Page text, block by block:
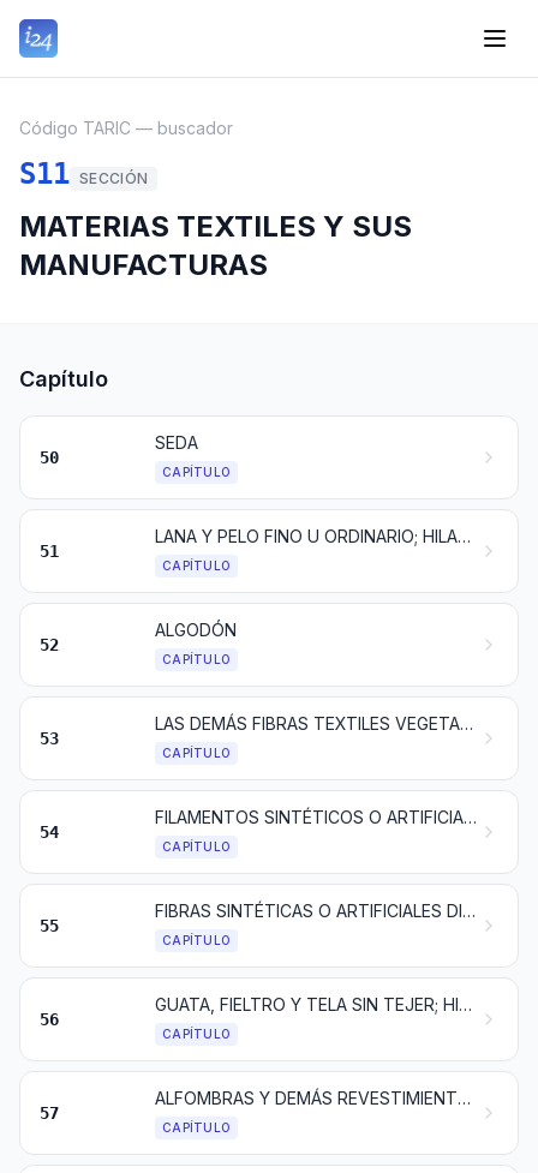
Código TARIC — buscador
S11 SECCIÓN
MATERIAS TEXTILES Y SUS
MANUFACTURAS
Capítulo
50
SEDA
CAPÍTULO
51
LANA Y PELO FINO U ORDINARIO; HILADOS Y TEJIDOS DE CRIN
CAPÍTULO
52
ALGODÓN
CAPÍTULO
53
LAS DEMÁS FIBRAS TEXTILES VEGETALES; HILADOS DE PAPEL Y TEJIDOS DE HILADOS DE PAPEL
CAPÍTULO
54
FILAMENTOS SINTÉTICOS O ARTIFICIALES; TIRAS Y FORMAS SIMILARES DE MATERIA TEXTIL SINTÉTICA O ARTIFICIAL
CAPÍTULO
55
FIBRAS SINTÉTICAS O ARTIFICIALES DISCONTINUAS
CAPÍTULO
56
GUATA, FIELTRO Y TELA SIN TEJER; HILADOS ESPECIALES; CORDELES, CUERDAS Y CORDAJES; ARTÍCULOS DE CORDELERÍA
CAPÍTULO
57
ALFOMBRAS Y DEMÁS REVESTIMIENTOS PARA EL SUELO, DE MATERIA TEXTIL
CAPÍTULO